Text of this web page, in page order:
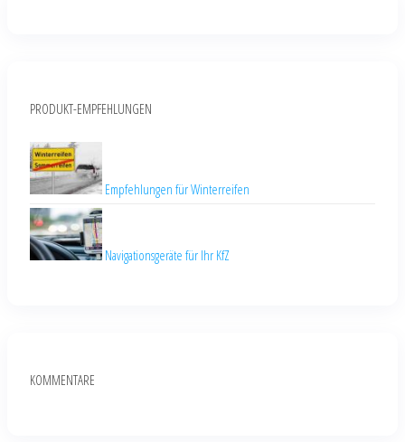
PRODUKT-EMPFEHLUNGEN
Empfehlungen für Winterreifen
Navigationsgeräte für Ihr KfZ
KOMMENTARE